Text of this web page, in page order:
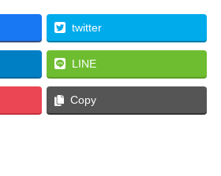
twitter
LINE
Copy